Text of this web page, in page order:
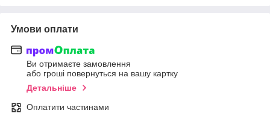
Умови оплати
Ви отримаєте замовлення
або гроші повернуться на вашу картку
Детальніше
Оплатити частинами